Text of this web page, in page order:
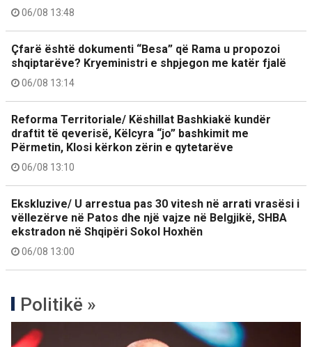
06/08 13:48
Çfarë është dokumenti “Besa” që Rama u propozoi
shqiptarëve? Kryeministri e shpjegon me katër fjalë
06/08 13:14
Reforma Territoriale/ Këshillat Bashkiakë kundër
draftit të qeverisë, Këlcyra “jo” bashkimit me
Përmetin, Klosi kërkon zërin e qytetarëve
06/08 13:10
Ekskluzive/ U arrestua pas 30 vitesh në arrati vrasësi i
vëllezërve në Patos dhe një vajze në Belgjikë, SHBA
ekstradon në Shqipëri Sokol Hoxhën
06/08 13:00
Politikë »